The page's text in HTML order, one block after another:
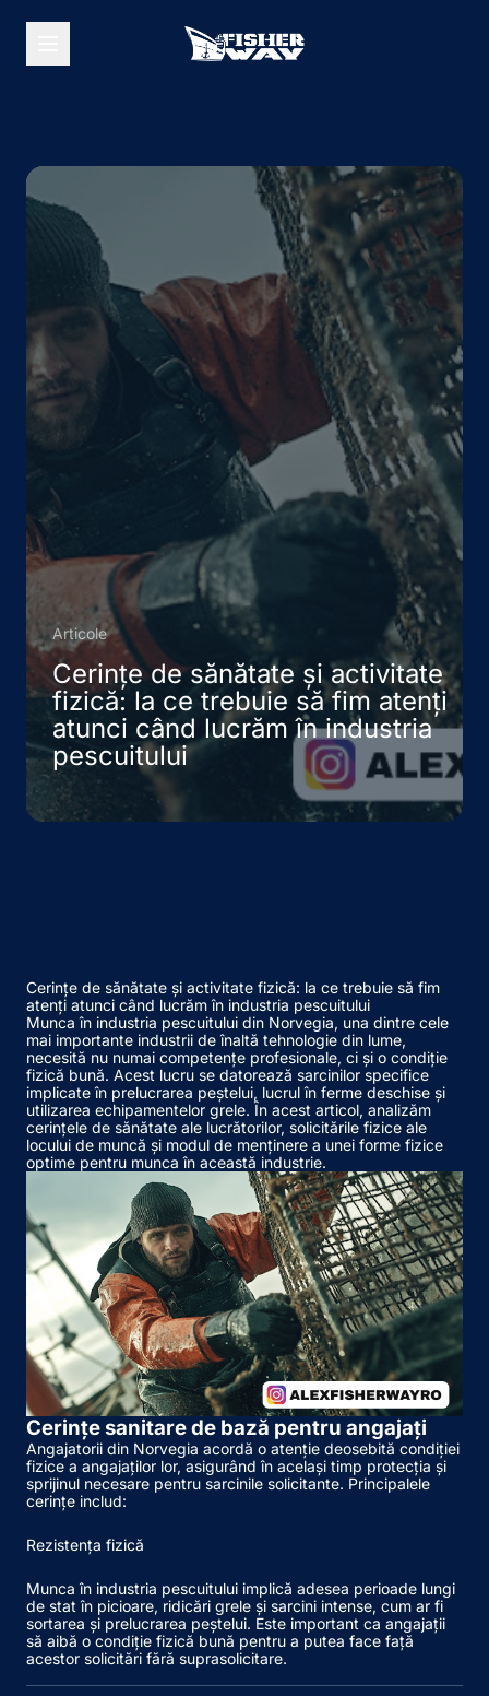
Articole
Cerințe de sănătate și activitate
fizică: la ce trebuie să fim atenți
atunci când lucrăm în industria
pescuitului
Cerințe de sănătate și activitate fizică: la ce trebuie să fim
atenți atunci când lucrăm în industria pescuitului
Munca în industria pescuitului din Norvegia, una dintre cele
mai importante industrii de înaltă tehnologie din lume,
necesită nu numai competențe profesionale, ci și o condiție
fizică bună. Acest lucru se datorează sarcinilor specifice
implicate în prelucrarea peștelui, lucrul în ferme deschise și
utilizarea echipamentelor grele. În acest articol, analizăm
cerințele de sănătate ale lucrătorilor, solicitările fizice ale
locului de muncă și modul de menținere a unei forme fizice
optime pentru munca în această industrie.
Cerințe sanitare de bază pentru angajați
Angajatorii din Norvegia acordă o atenție deosebită condiției
fizice a angajaților lor, asigurând în același timp protecția și
sprijinul necesare pentru sarcinile solicitante. Principalele
cerințe includ:
Rezistența fizică
Munca în industria pescuitului implică adesea perioade lungi
de stat în picioare, ridicări grele și sarcini intense, cum ar fi
sortarea și prelucrarea peștelui. Este important ca angajații
să aibă o condiție fizică bună pentru a putea face față
acestor solicitări fără suprasolicitare.